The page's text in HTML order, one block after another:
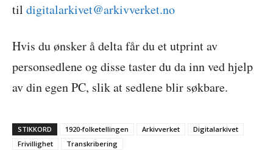
til digitalarkivet@arkivverket.no
Hvis du ønsker å delta får du et utprint av
personsedlene og disse taster du da inn ved hjelp
av din egen PC, slik at sedlene blir søkbare.
STIKKORD 1920-folketellingen Arkivverket
Digitalarkivet
Frivillighet
Transkribering